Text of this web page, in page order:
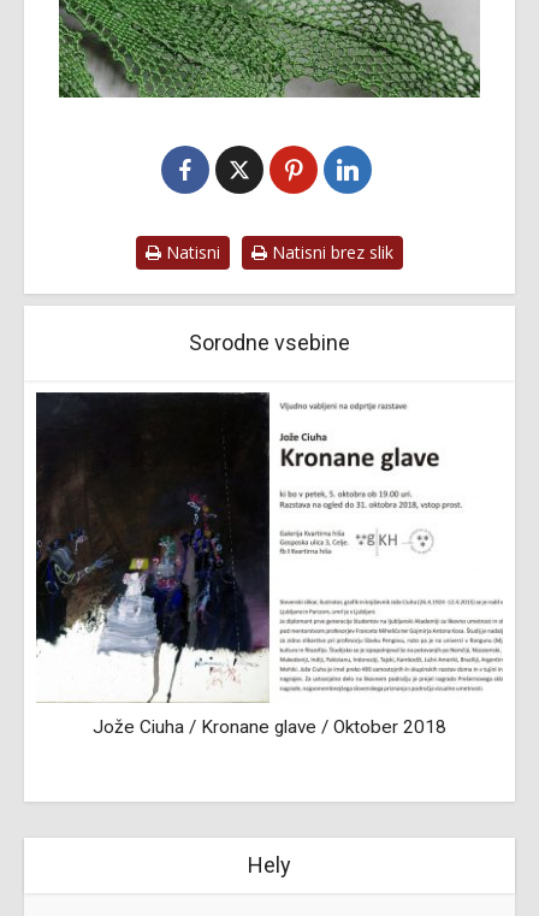
Natisni Natisni brez slik
Sorodne vsebine
Jože Ciuha / Kronane glave / Oktober 2018
Hely